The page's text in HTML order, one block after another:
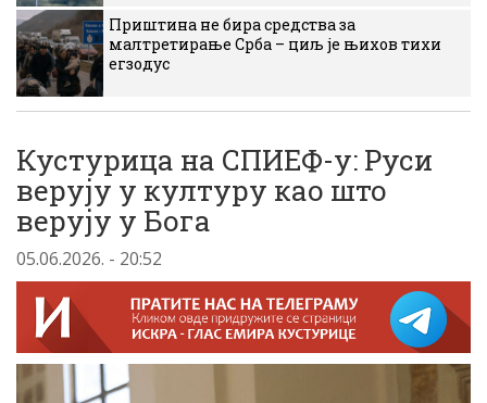
Приштина не бира средства за
малтретирање Срба – циљ је њихов тихи
егзодус
Кустурица на СПИЕФ-у: Руси
верују у културу као што
верују у Бога
05.06.2026. - 20:52